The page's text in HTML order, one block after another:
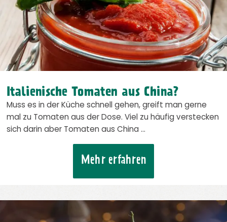
Italienische Tomaten aus China?
Muss es in der Küche schnell gehen, greift man gerne
mal zu Tomaten aus der Dose. Viel zu häufig verstecken
sich darin aber Tomaten aus China …
Mehr erfahren